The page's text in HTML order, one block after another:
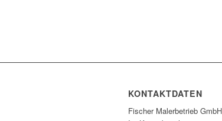
KONTAKTDATEN
Fischer Malerbetrieb GmbH